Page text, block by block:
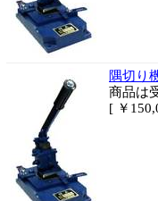
隅切り
商品は
[ ￥